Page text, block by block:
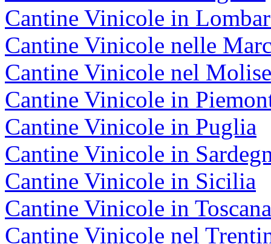
Cantine Vinicole in
Cantine Vinicole nelle
Cantine Vinicole nel Molise
Cantine Vinicole in
Cantine Vinicole in Puglia
Cantine Vinicole in
Cantine Vinicole in Sicilia
Cantine Vinicole in Toscana
Cantine Vinicole nel